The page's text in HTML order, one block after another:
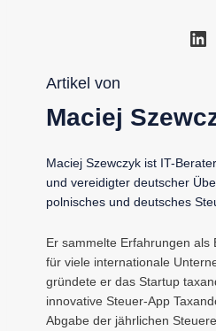
Artikel von
Maciej
Maciej Szewczyk ist IT-
und vereidigter deutscher
polnisches und deutsches
Er sammelte Erfahrungen als
für viele internationale
gründete er das Startup
innovative Steuer-App
Abgabe der jährlichen